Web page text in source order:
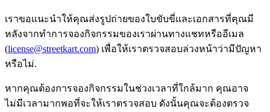
เราขอแนะนำให้คุณส่งรูปถ่ายของใบขับขี่และเอกสารที่คุณมี
หลังจากทำการจองกิจกรรมของเราผ่านทางแชทหรืออีเมล
(license@streetkart.com) เพื่อให้เราตรวจสอบล่วงหน้าว่ามีปัญหา
หรือไม่.
หากคุณต้องการจองกิจกรรมในช่วงเวลาที่ใกล้มาก คุณอาจ
ไม่มีเวลามากพอที่จะให้เราตรวจสอบ ดังนั้นคุณจะต้องตรวจ